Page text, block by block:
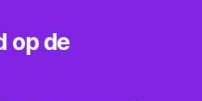
op de